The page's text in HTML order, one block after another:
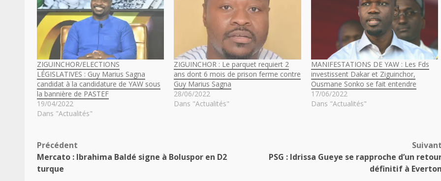
ZIGUINCHOR/ELECTIONS
LÉGISLATIVES : Guy Marius Sagna
candidat à la candidature de YAW sous
la bannière de PASTEF
19/04/2022
Dans "Actualités"
ZIGUINCHOR : Le parquet requiert 2
ans dont 6 mois de prison ferme contre
Guy Marius Sagna
28/06/2022
Dans "Actualités"
MANIFESTATIONS DE YAW : Les Fds
investissent Dakar et Ziguinchor,
Ousmane Sonko se fait entendre
17/06/2022
Dans "Actualités"
Navigation
d’article
Précédent
Mercato : Ibrahima Baldé signe à Boluspor en D2
turque
Suivant
PSG : Idrissa Gueye se rapproche d’un
définitif à Everton